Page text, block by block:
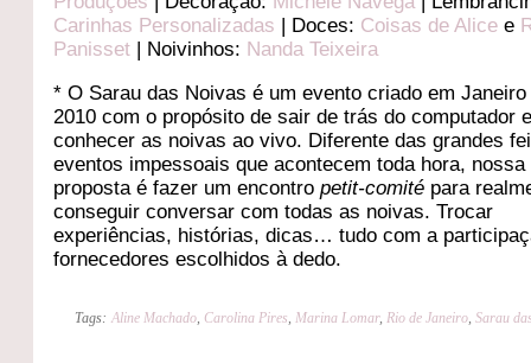
Carinhas Personalizadas | Doces: Coisas de Alice e
Panisset | Noivinhos: Nanda Teixeira
* O Sarau das Noivas é um evento criado em Janeiro
2010 com o propósito de sair de trás do computador
conhecer as noivas ao vivo. Diferente das grandes
eventos impessoais que acontecem toda hora, nossa
proposta é fazer um encontropetit-comité para
conseguir conversar com todas as noivas. Trocar
experiências, histórias, dicas… tudo com a
fornecedores escolhidos à dedo.
Tags: Aline Machado, Carolina Pires,Marina Lomar,Rio de Janeiro,Sarau